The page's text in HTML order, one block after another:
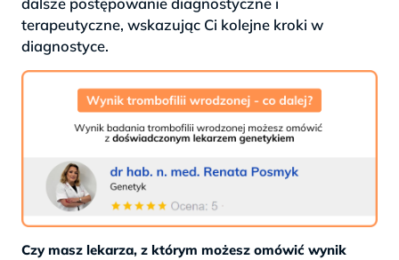
terapeutyczne, wskazując Ci kolejne kroki w
diagnostyce.
Czy masz lekarza, z którym możesz omówić wynik